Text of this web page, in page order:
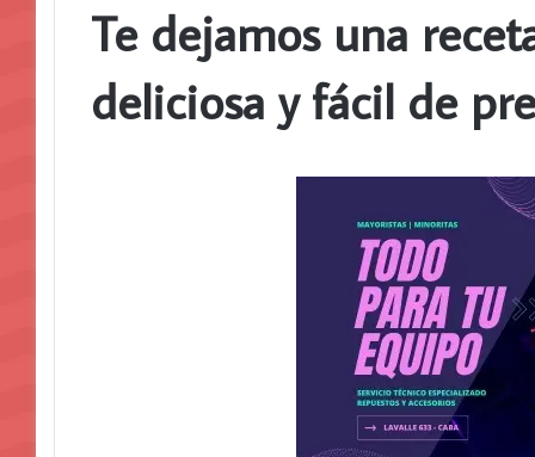
Te dejamos una
deliciosa y fácil de